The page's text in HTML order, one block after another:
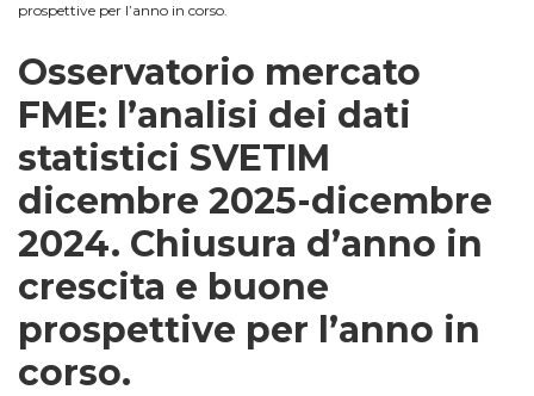
prospettive per l’anno in corso.
Osservatorio mercato
FME: l’analisi dei dati
statistici SVETIM
dicembre 2025-dicembre
2024. Chiusura d’anno in
crescita e buone
prospettive per l’anno in
corso.